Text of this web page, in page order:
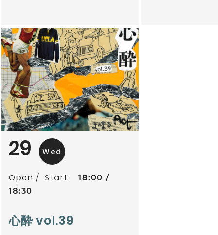
29 Wed
Open Start
18:00
18:30
心酔 vol.39